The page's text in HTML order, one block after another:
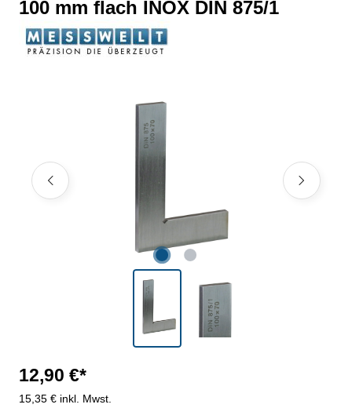
100 mm flach INOX DIN 875/1
12,90 €*
15,35 € inkl. Mwst.